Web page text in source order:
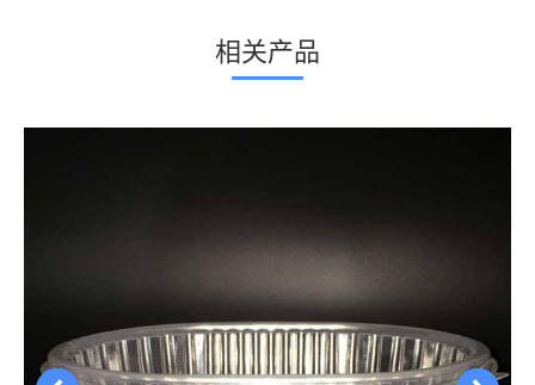
目：
相关产品